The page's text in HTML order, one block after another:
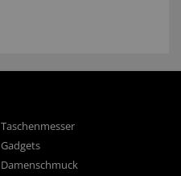
Taschenmesser
Gadgets
Damenschmuck